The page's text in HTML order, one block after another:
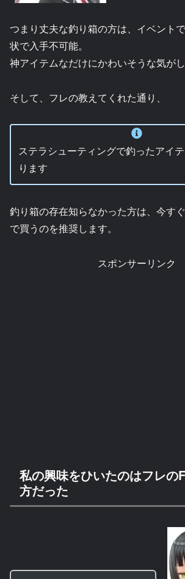
つまり丈夫な釣り箱の方は、イベント
状で入手不可能。
神アイテムなだけにかわいそうな気がし
そして、フレの教えてくれた通り、
ステラシューティングで釣ったアイ
ります
釣り箱の存在知らなかった方は、今す
で買うのを推奨します。
スポンサーリンク
私の興味をひいたのはフレの
方だった